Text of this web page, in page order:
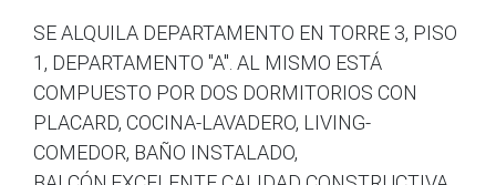
SE ALQUILA DEPARTAMENTO EN TORRE 3, PISO
1, DEPARTAMENTO "A". AL MISMO ESTÁ
COMPUESTO POR DOS DORMITORIOS CON
PLACARD, COCINA-LAVADERO, LIVING-
COMEDOR, BAÑO INSTALADO,